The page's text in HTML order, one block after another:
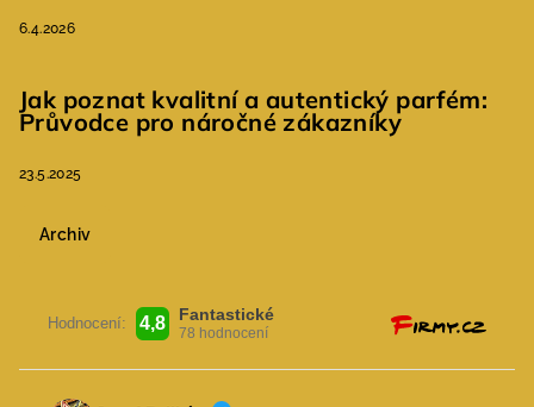
6.4.2026
Jak poznat kvalitní a autentický parfém:
Průvodce pro náročné zákazníky
23.5.2025
Archiv